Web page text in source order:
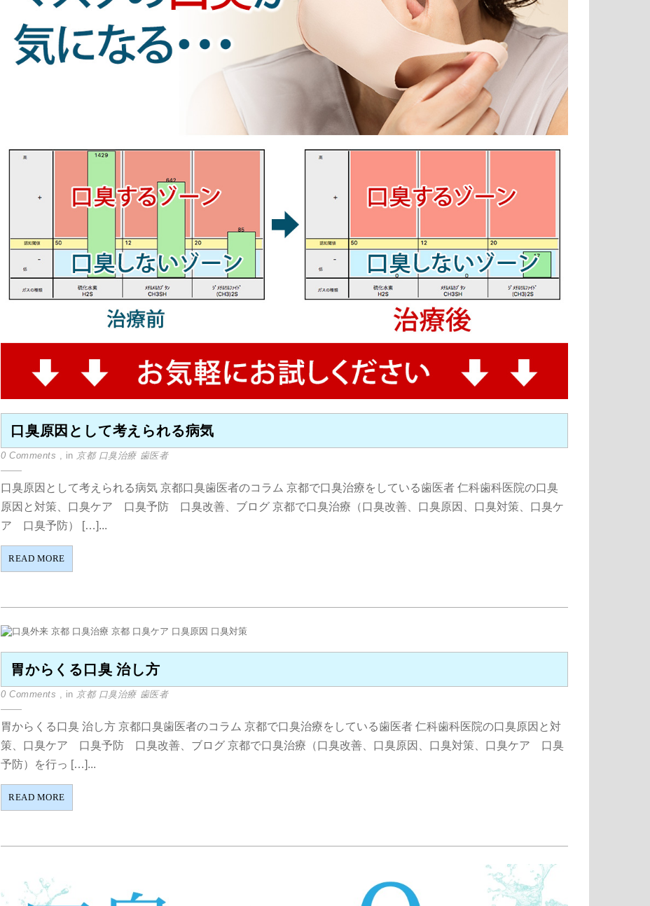
口臭原因として考えられる病気
0 Comments , in 京都 口臭治療 歯医者
口臭原因として考えられる病気 京都口臭歯医者のコラム 京都で口臭治療をしている歯医者 仁科歯科医院の口臭
原因と対策、口臭ケア 口臭予防 口臭改善、ブログ 京都で口臭治療（口臭改善、口臭原因、口臭対策、口臭ケ
ア 口臭予防） […]...
READ MORE
胃からくる口臭 治し方
0 Comments , in 京都 口臭治療 歯医者
胃からくる口臭 治し方 京都口臭歯医者のコラム 京都で口臭治療をしている歯医者 仁科歯科医院の口臭原因と対
策、口臭ケア 口臭予防 口臭改善、ブログ 京都で口臭治療（口臭改善、口臭原因、口臭対策、口臭ケア 口臭
予防）を行っ […]...
READ MORE